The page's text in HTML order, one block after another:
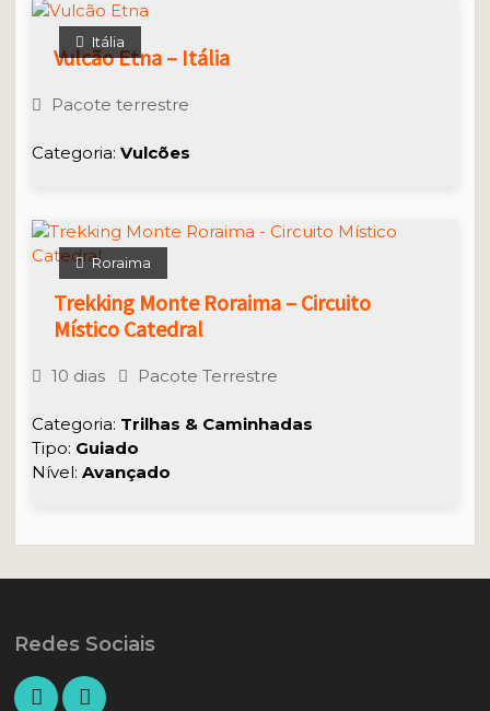
Itália
Vulcão Etna – Itália
Pacote terrestre
Categoria:Vulcões
Roraima
Trekking Monte Roraima – Circuito
Místico Catedral
10 dias Pacote Terrestre
Categoria: Trilhas & Caminhadas
Tipo: Guiado
Nível:Avançado
Redes Sociais